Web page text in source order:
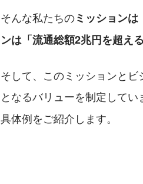
そんな私たちのミッション
ンは「流通総額2兆円を超え
そして、このミッションと
となるバリューを制定して
具体例をご紹介します。